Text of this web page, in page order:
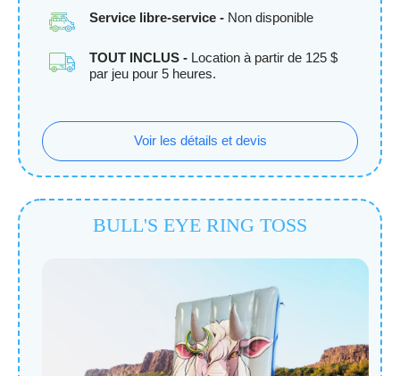
Service libre-service - Non disponible
TOUT INCLUS - Location à partir de 125 $
par jeu pour 5 heures.
Voir les détails et devis
BULL'S EYE RING TOSS